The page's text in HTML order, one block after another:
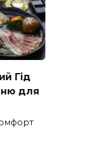
Гід
для